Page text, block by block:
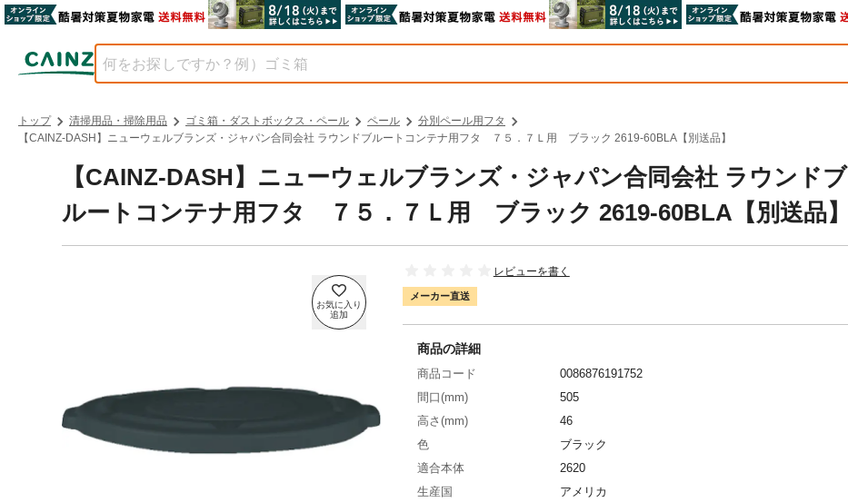
トップ 清掃用品・掃除用品 ゴミ箱・ダストボックス・ペール ペール
分別ペール用フタ
【CAINZ-DASH】ニューウェルブランズ・ジャパン合同会社 ラウンドブルートコンテナ用フタ ７５．７Ｌ用 ブラック 2619-60BLA【別送品】
【CAINZ-DASH】ニューウェルブランズ・ジャパン合同会社 ラウンドブ
ルートコンテナ用フタ ７５．７Ｌ用 ブラック 2619-60BLA【別送品】
レビューを書く
メーカー直送
商品の詳細
商品コード
0086876191752
間口(mm)
505
高さ(mm)
46
色
ブラック
適合本体
2620
生産国
アメリカ